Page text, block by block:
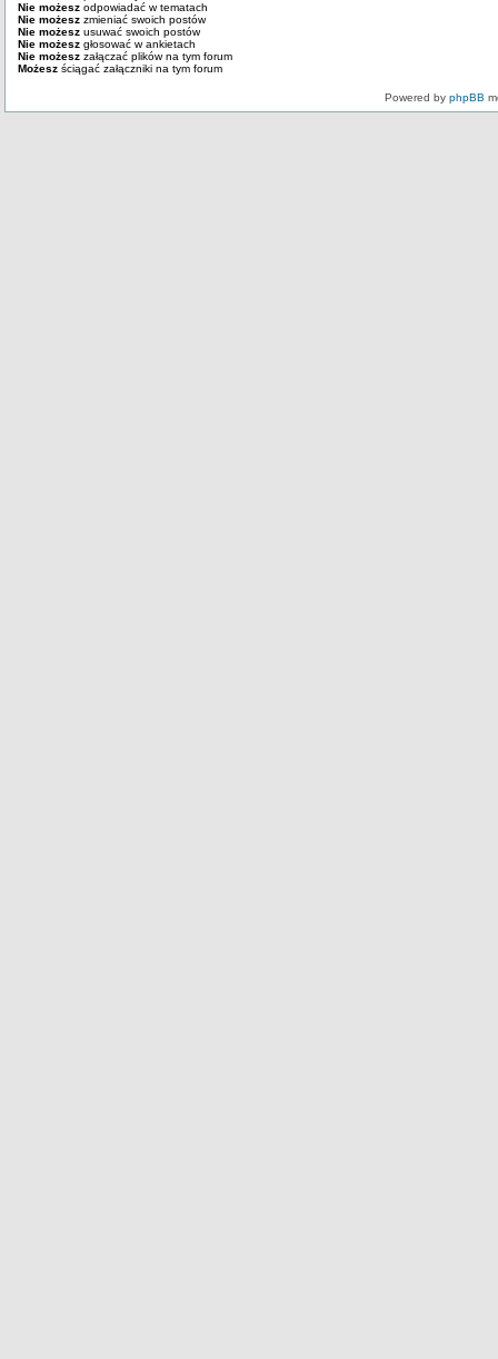
Nie możesz odpowiadać w tematach
Nie możesz zmieniać swoich postów
Nie możesz usuwać swoich postów
Nie możesz głosować w ankietach
Nie możesz załączać plików na tym forum
Możesz ściągać załączniki na tym forum
Powered by phpBB